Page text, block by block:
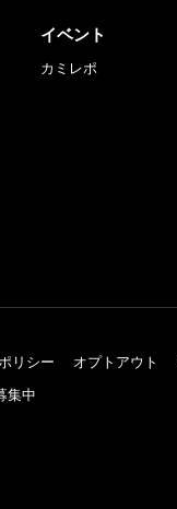
イベント
カミレポ
リシー オプトアウト
集中